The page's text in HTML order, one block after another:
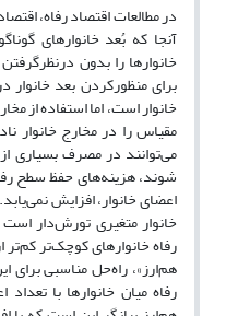
در مطالعات اقتصاد رفاه،
آنجا که بُعد خانوارهای
خانوارها را بدون
برای منظورکردن بعد خانوار
خانوار است، اما استفاده از
‌مقیاس را در مخارج خانوار
می‌توانند در مصرف بسیاری
شوند، هزینه‌های حفظ سطح
اعضای خانوار، افزایش
خانوار متغیری تورش‌دار
رفاه خانوارهای کوچک‌تر
هم‌ارز»، راه‌حل مناسبی
رفاه میان خانوارها با